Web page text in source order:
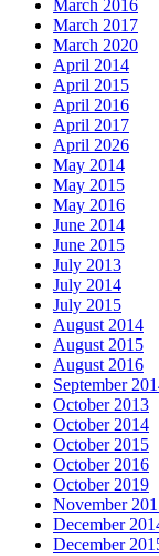
March 2016
March 2017
March 2020
April 2014
April 2015
April 2016
April 2017
April 2026
May 2014
May 2015
May 2016
June 2014
June 2015
July 2013
July 2014
July 2015
August 2014
August 2015
August 2016
September
October 2013
October 2014
October 2015
October 2016
October 2019
November
December
December